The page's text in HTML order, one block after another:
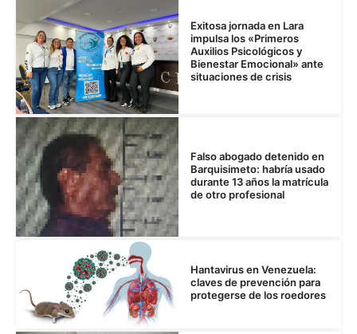
Exitosa jornada en Lara
impulsa los «Primeros
Auxilios Psicológicos y
Bienestar Emocional» ante
situaciones de crisis
Falso abogado detenido en
Barquisimeto: habría usado
durante 13 años la matrícula
de otro profesional
Hantavirus en Venezuela:
claves de prevención para
protegerse de los roedores